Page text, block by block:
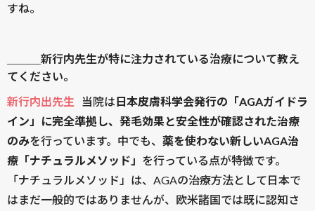
すね。
＿＿＿新行内先生が特に注力されている治療について教え
てください。
新行内出先生
当院は日本皮膚科学会発行の「AGAガイドラ
イン」に完全準拠し、発毛効果と安全性が確認された治療
のみを行っています。中でも、 薬を使わない新しいAGA治
療「ナチュラルメソッド」 を行っている点が特徴です。
「ナチュラルメソッド」は、AGAの治療方法として日本で
はまだ一般的ではありませんが、欧米諸国では既に認知さ